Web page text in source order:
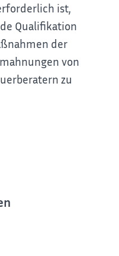
ist,
Qualifikation
der
von
zu